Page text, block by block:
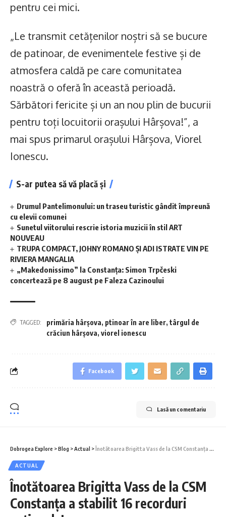
pentru cei mici.
„Le transmit cetățenilor noștri să se bucure
de patinoar, de evenimentele festive și de
atmosfera caldă pe care comunitatea
noastră o oferă în această perioadă.
Sărbători fericite și un an nou plin de bucurii
pentru toți locuitorii orașului Hârșova!”, a
mai spus primarul orașului Hârșova, Viorel
Ionescu.
S-ar putea să vă placă și
Drumul Pantelimonului: un traseu turistic gândit împreună
cu elevii comunei
Sunetul viitorului rescrie istoria muzicii în stil ART
NOUVEAU
TRUPA COMPACT, JOHNY ROMANO ȘI ADI ISTRATE VIN PE
RIVIERA MANGALIA
„Makedonissimo” la Constanța: Simon Trpčeski
concertează pe 8 august pe Faleza Cazinoului
TAGGED: primăria hârșova, ptinoar în are liber, târgul de
crăciun hârșova, viorel ionescu
Facebook
Lasă un comentariu
Dobrogea Explore >Blog >Actual >Înotătoarea Brigitta Vass de la CSM Constanța a stabilit 16 recorduri naționale!
ACTUAL
Înotătoarea Brigitta Vass de la CSM
Constanța a stabilit 16 recorduri